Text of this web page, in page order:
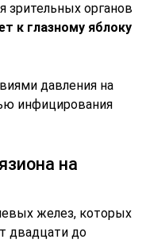
зрительных органов
к глазному яблоку
давления на
инфицирования
на
желез, которых
двадцати до